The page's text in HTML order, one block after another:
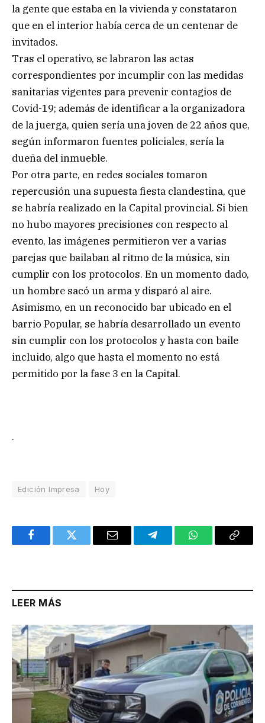
la gente que estaba en la vivienda y constataron
que en el interior había cerca de un centenar de
invitados.
Tras el operativo, se labraron las actas
correspondientes por incumplir con las medidas
sanitarias vigentes para prevenir contagios de
Covid-19; además de identificar a la organizadora
de la juerga, quien sería una joven de 22 años que,
según informaron fuentes policiales, sería la
dueña del inmueble.
Por otra parte, en redes sociales tomaron
repercusión una supuesta fiesta clandestina, que
se habría realizado en la Capital provincial. Si bien
no hubo mayores precisiones con respecto al
evento, las imágenes permitieron ver a varias
parejas que bailaban al ritmo de la música, sin
cumplir con los protocolos. En un momento dado,
un hombre sacó un arma y disparó al aire.
Asimismo, en un reconocido bar ubicado en el
barrio Popular, se habría desarrollado un evento
sin cumplir con los protocolos y hasta con baile
incluido, algo que hasta el momento no está
permitido por la fase 3 en la Capital.
.
Edición Impresa Hoy
FacebookTwitter Email TelegramWhatsAppCopy
LEER MÁS